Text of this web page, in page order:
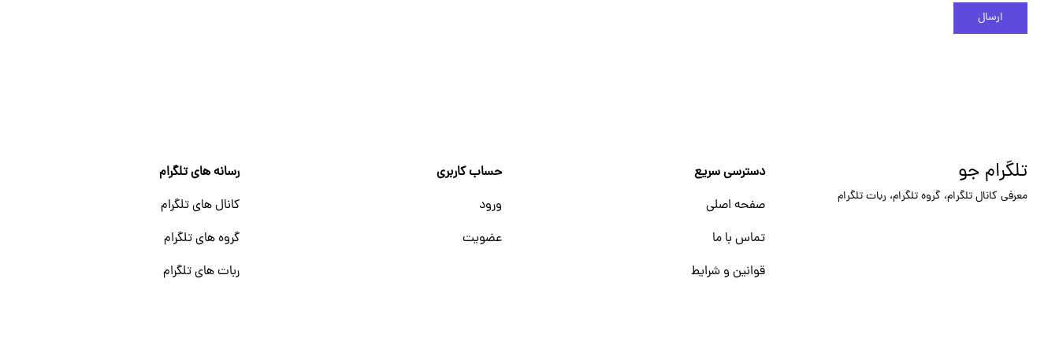
ارسال
دسترسی سریع
صفحه اصلی
تماس با ما
قوانین و شرایط
حساب کاربری
ورود
عضویت
رسانه های تلگرام
کانال های تلگرام
گروه های تلگرام
ربات های تلگرام
تلگرام جو
معرفی کانال تلگرام، گروه تلگرام، ربات تلگرام